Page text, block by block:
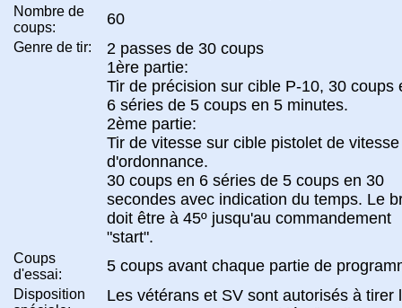
Nombre de
coups:
60
Genre de tir:
2 passes de 30 coups
1ère partie:
Tir de précision sur cible P-10, 30 coups
6 séries de 5 coups en 5 minutes.
2ème partie:
Tir de vitesse sur cible pistolet de vitesse
d'ordonnance.
30 coups en 6 séries de 5 coups en 30
secondes avec indication du temps. Le
doit être à 45º jusqu'au commandement
"start".
Coups
d'essai:
5 coups avant chaque partie de
Disposition
Les vétérans et SV sont autorisés à tirer